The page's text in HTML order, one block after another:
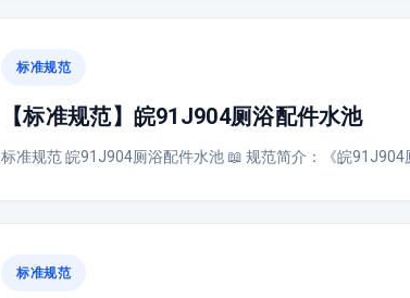
标准规范
【标准规范】皖91J904厕浴配件水池
标准规范 皖91J904厕浴配件水池 📖 规范简介：《皖91J904
标准规范